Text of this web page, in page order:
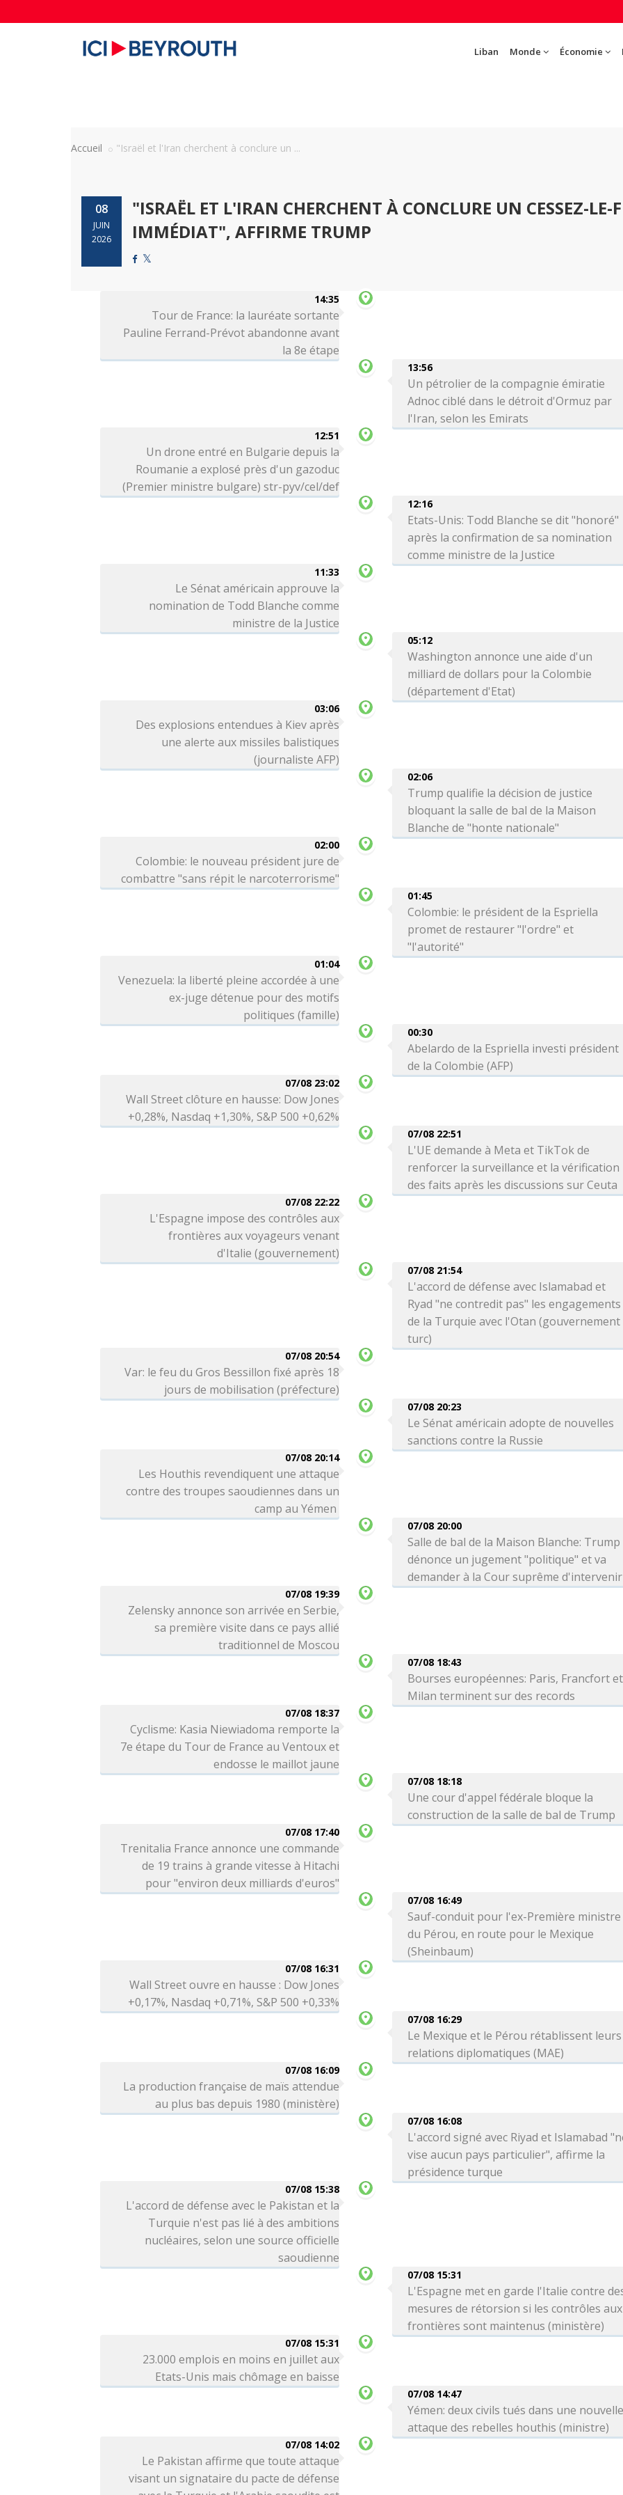
Liban Monde Économie
Accueil "Israël et l'Iran cherchent à conclure un ...
08
JUIN
2026
"ISRAËL ET L'IRAN CHERCHENT À CONCLURE UN CESSEZ-LE-
IMMÉDIAT", AFFIRME TRUMP
14:35
Tour de France: la lauréate sortante
Pauline Ferrand-Prévot abandonne avant
la 8e étape
13:56
Un pétrolier de la compagnie émiratie
Adnoc ciblé dans le détroit d'Ormuz par
l'Iran, selon les Emirats
12:51
Un drone entré en Bulgarie depuis la
Roumanie a explosé près d'un gazoduc
(Premier ministre bulgare) str-pyv/cel/def
12:16
Etats-Unis: Todd Blanche se dit "honoré"
après la confirmation de sa nomination
comme ministre de la Justice
11:33
Le Sénat américain approuve la
nomination de Todd Blanche comme
ministre de la Justice
05:12
Washington annonce une aide d'un
milliard de dollars pour la Colombie
(département d'Etat)
03:06
Des explosions entendues à Kiev après
une alerte aux missiles balistiques
(journaliste AFP)
02:06
Trump qualifie la décision de justice
bloquant la salle de bal de la Maison
Blanche de "honte nationale"
02:00
Colombie: le nouveau président jure de
combattre "sans répit le narcoterrorisme"
01:45
Colombie: le président de la Espriella
promet de restaurer "l'ordre" et
"l'autorité"
01:04
Venezuela: la liberté pleine accordée à une
ex-juge détenue pour des motifs
politiques (famille)
00:30
Abelardo de la Espriella investi président
de la Colombie (AFP)
07/08 23:02
Wall Street clôture en hausse: Dow Jones
+0,28%, Nasdaq +1,30%, S&P 500 +0,62%
07/08 22:51
L'UE demande à Meta et TikTok de
renforcer la surveillance et la vérification
des faits après les discussions sur Ceuta
07/08 22:22
L'Espagne impose des contrôles aux
frontières aux voyageurs venant
d'Italie (gouvernement)
07/08 21:54
L'accord de défense avec Islamabad et
Ryad "ne contredit pas" les engagements
de la Turquie avec l'Otan (gouvernement
turc)
07/08 20:54
Var: le feu du Gros Bessillon fixé après 18
jours de mobilisation (préfecture)
07/08 20:23
Le Sénat américain adopte de nouvelles
sanctions contre la Russie
07/08 20:14
Les Houthis revendiquent une attaque
contre des troupes saoudiennes dans un
camp au Yémen
07/08 20:00
Salle de bal de la Maison Blanche: Trump
dénonce un jugement "politique" et va
demander à la Cour suprême d'intervenir
07/08 19:39
Zelensky annonce son arrivée en Serbie,
sa première visite dans ce pays allié
traditionnel de Moscou
07/08 18:43
Bourses européennes: Paris, Francfort et
Milan terminent sur des records
07/08 18:37
Cyclisme: Kasia Niewiadoma remporte la
7e étape du Tour de France au Ventoux et
endosse le maillot jaune
07/08 18:18
Une cour d'appel fédérale bloque la
construction de la salle de bal de Trump
07/08 17:40
Trenitalia France annonce une commande
de 19 trains à grande vitesse à Hitachi
pour "environ deux milliards d'euros"
07/08 16:49
Sauf-conduit pour l'ex-Première ministre
du Pérou, en route pour le Mexique
(Sheinbaum)
07/08 16:31
Wall Street ouvre en hausse : Dow Jones
+0,17%, Nasdaq +0,71%, S&P 500 +0,33%
07/08 16:29
Le Mexique et le Pérou rétablissent leurs
relations diplomatiques (MAE)
07/08 16:09
La production française de maïs attendue
au plus bas depuis 1980 (ministère)
07/08 16:08
L'accord signé avec Riyad et Islamabad
vise aucun pays particulier", affirme la
présidence turque
07/08 15:38
L'accord de défense avec le Pakistan et la
Turquie n'est pas lié à des ambitions
nucléaires, selon une source officielle
saoudienne
07/08 15:31
L'Espagne met en garde l'Italie contre
mesures de rétorsion si les contrôles aux
frontières sont maintenus (ministère)
07/08 15:31
23.000 emplois en moins en juillet aux
Etats-Unis mais chômage en baisse
07/08 14:47
Yémen: deux civils tués dans une
attaque des rebelles houthis (ministre)
07/08 14:02
Le Pakistan affirme que toute attaque
visant un signataire du pacte de défense